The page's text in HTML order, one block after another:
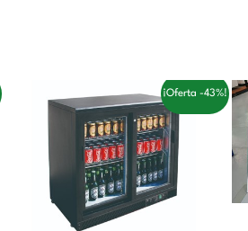
¡Oferta -43%!
precio
original
era:
1.154,00 €.
precio
actual
es:
658,00 €.